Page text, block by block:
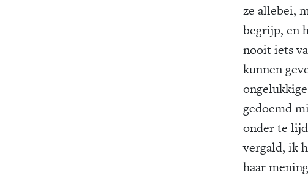
ze allebei,
begrijp, en
nooit iets
kunnen
gedoemd
onder te
vergald, ik
haar